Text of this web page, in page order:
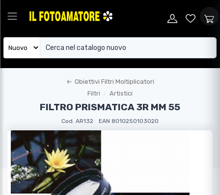
← Obiettivi Filtri Moltiplicatori
Filtri
Artistici
FILTRO PRISMATICA 3R MM 55
Cod. AR132 EAN 8010250103020